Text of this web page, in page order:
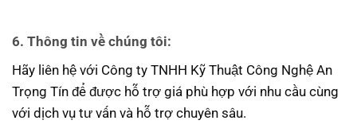
6. Thông tin về chúng tôi:
Hãy liên hệ với Công ty TNHH Kỹ Thuật Công Nghệ An
Trọng Tín để được hỗ trợ giá phù hợp với nhu cầu cùng
với dịch vụ tư vấn và hỗ trợ chuyên sâu.